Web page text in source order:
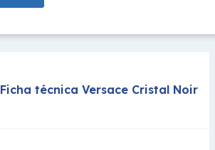
Ficha técnica Versace Cristal Noir